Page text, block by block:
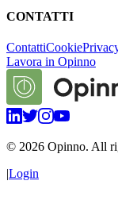
CONTATTI
ContattiCookie
Lavora in Opinno
© 2026 Opinno. All
|Login